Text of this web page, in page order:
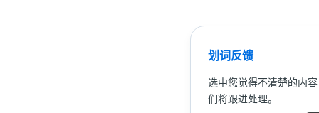
划词反馈
选中您觉得不清楚的内
们将跟进处理。